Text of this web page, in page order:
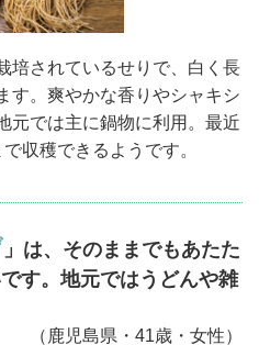
培されているせりで、白く長
す。爽やかな香りやシャキシ
元では主に鍋物に利用。最近
収穫できるようです。
」は、そのままでもあたた
す。地元ではうどんや雑
（鹿児島県・41歳・女性）